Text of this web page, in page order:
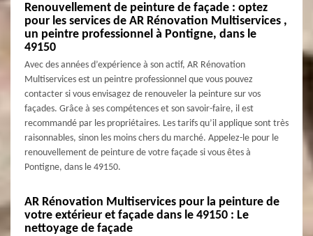
Renouvellement de peinture de façade : optez
pour les services de AR Rénovation Multiservices ,
un peintre professionnel à Pontigne, dans le
49150
Avec des années d’expérience à son actif, AR Rénovation
Multiservices est un peintre professionnel que vous pouvez
contacter si vous envisagez de renouveler la peinture sur vos
façades. Grâce à ses compétences et son savoir-faire, il est
recommandé par les propriétaires. Les tarifs qu’il applique sont très
raisonnables, sinon les moins chers du marché. Appelez-le pour le
renouvellement de peinture de votre façade si vous êtes à
Pontigne, dans le 49150.
AR Rénovation Multiservices pour la peinture de
votre extérieur et façade dans le 49150 : Le
nettoyage de façade